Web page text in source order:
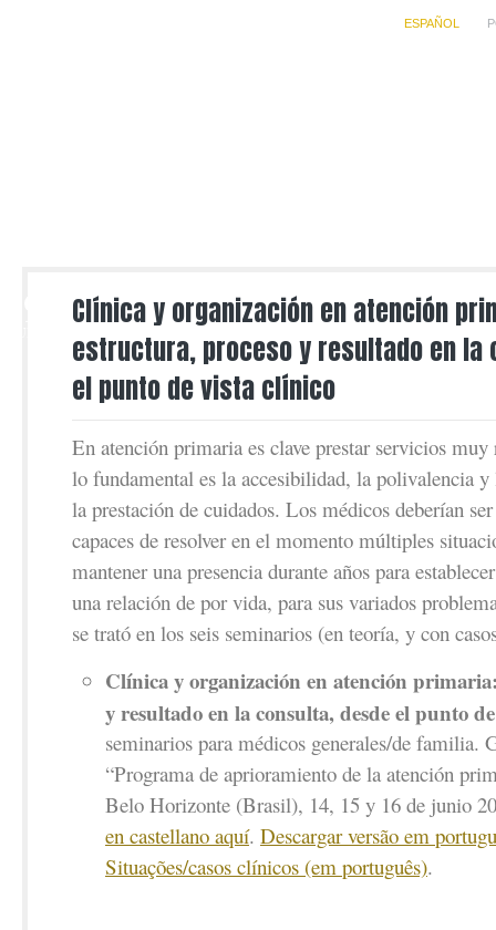
ESPAÑOL
Clínica y organización en atención
estructura, proceso y resultado en la
el punto de vista clínico
En atención primaria es clave prestar servicios
lo fundamental es la accesibilidad, la polivalencia
la prestación de cuidados. Los médicos deberían
capaces de resolver en el momento múltiples
mantener una presencia durante años para
una relación de por vida, para sus variados
se trató en los seis seminarios (en teoría, y con
Clínica y organización en atención
y resultado en la consulta, desde el punto
seminarios para médicos generales/de familia.
“Programa de aprioramiento de la atención
Belo Horizonte (Brasil), 14, 15 y 16 de junio
en castellano aquí. Descargar versão em
Situações/casos clínicos (em português).